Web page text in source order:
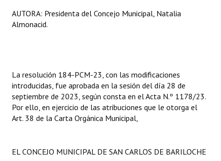
Huéspedes de Honor - Registro
Antiguos Pobladores - Registro
Bariloche, Municipio intercultural
Entrega de distinciones
REFORMA DE LA CARTA ORGÁNICA
AUTORA: Presidenta del Concejo Municipal, Natalia
Almonacid.
La resolución 184-PCM-23, con las modificaciones
introducidas, fue aprobada en la sesión del día 28 de
septiembre de 2023, según consta en el Acta N.º 1178/23.
Por ello, en ejercicio de las atribuciones que le otorga el
Art. 38 de la Carta Orgánica Municipal,
EL CONCEJO MUNICIPAL DE SAN CARLOS DE BARILOCHE